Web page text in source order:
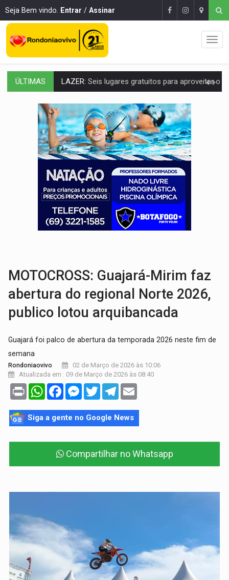
Seja Bem vindo. Entrar / Assinar
ÚLTIMAS LAZER: Seis lugares gratuitos para aproveitar o fim de semana
VÍDEO:FTICCO e Força Tática prendem membro do CV com arma e drogas
INCLUSÃO:Prefeitura fortalece parceria com a APAE para ampliar ações
DEFESA:Exército testa inovações no combate a drones durante
TEMAS SOCIOAMBIENTAIS:Em Itapuã do Oeste, CINEMAZÔNIA leva cinema
PREVISÃO:Interior de Rondônia terá sábado (8) de calor intenso
INFRAESTRUTURA:Após quase 30 anos de espera, asfalto chega ao
A ILHA:Coreografia de Rondônia estreia na programação do Festival de
MOTOCROSS: Guajará-Mirim faz
abertura do regional Norte 2026,
publico lotou arquibancada
Guajará foi palco de abertura da temporada 2026 neste fim de
semana
Rondoniaovivo
02 de Março de 2026 às 10:06
Atualizada em : 09 de Março de 2026 às 08:40
Print WhatsAppFacebookMessenger
TwitterTelegram
Siga a gente no Google News
Compartilhar no Whatsapp